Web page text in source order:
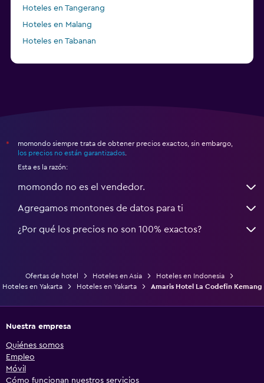
Hoteles en Tangerang
Hoteles en Malang
Hoteles en Tabanan
*
momondo siempre trata de obtener precios exactos, sin embargo,
los precios no están garantizados
Esta es la razón:
momondo no es el vendedor.
Agregamos montones de datos para ti
¿Por qué los precios no son 100% exactos?
Ofertas de hotel Hoteles en Asia
Hoteles en Indonesia
Hoteles en Yakarta
Hoteles en Yakarta Amaris Hotel La Codefin Kemang
Nuestra empresa
Quiénes somos
Empleo
Móvil
Cómo funcionan nuestros servicios